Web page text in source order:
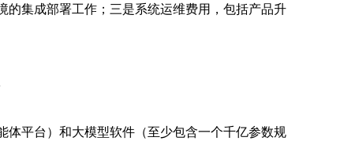
集成部署工作；三是系统运维费用，包括产品升
平台）和大模型软件（至少包含一个千亿参数规